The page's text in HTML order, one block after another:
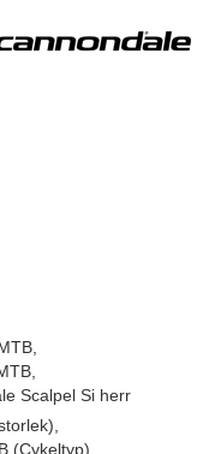
Scalpel Si herr
(Cykeltyp)